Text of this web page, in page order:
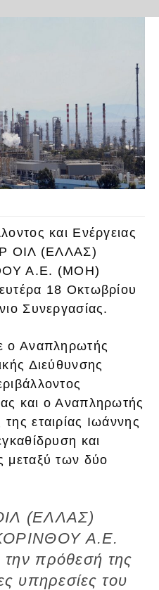
και Ενέργειας
ΟΙΛ (ΕΛΛΑΣ)
Α.Ε. (ΜΟΗ)
18 Οκτωβρίου
Συνεργασίας.
ο Αναπληρωτής
Διεύθυνσης
και ο Αναπληρωτής
εταιρίας Ιωάννης
και
μεταξύ των δύο
(ΕΛΛΑΣ)
Α.Ε.
πρόθεσή της
υπηρεσίες του